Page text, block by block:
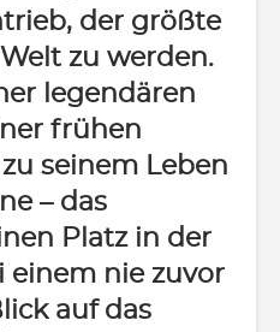
der größte
zu werden.
legendären
frühen
seinem Leben
– das
Platz in der
einem nie zuvor
auf das